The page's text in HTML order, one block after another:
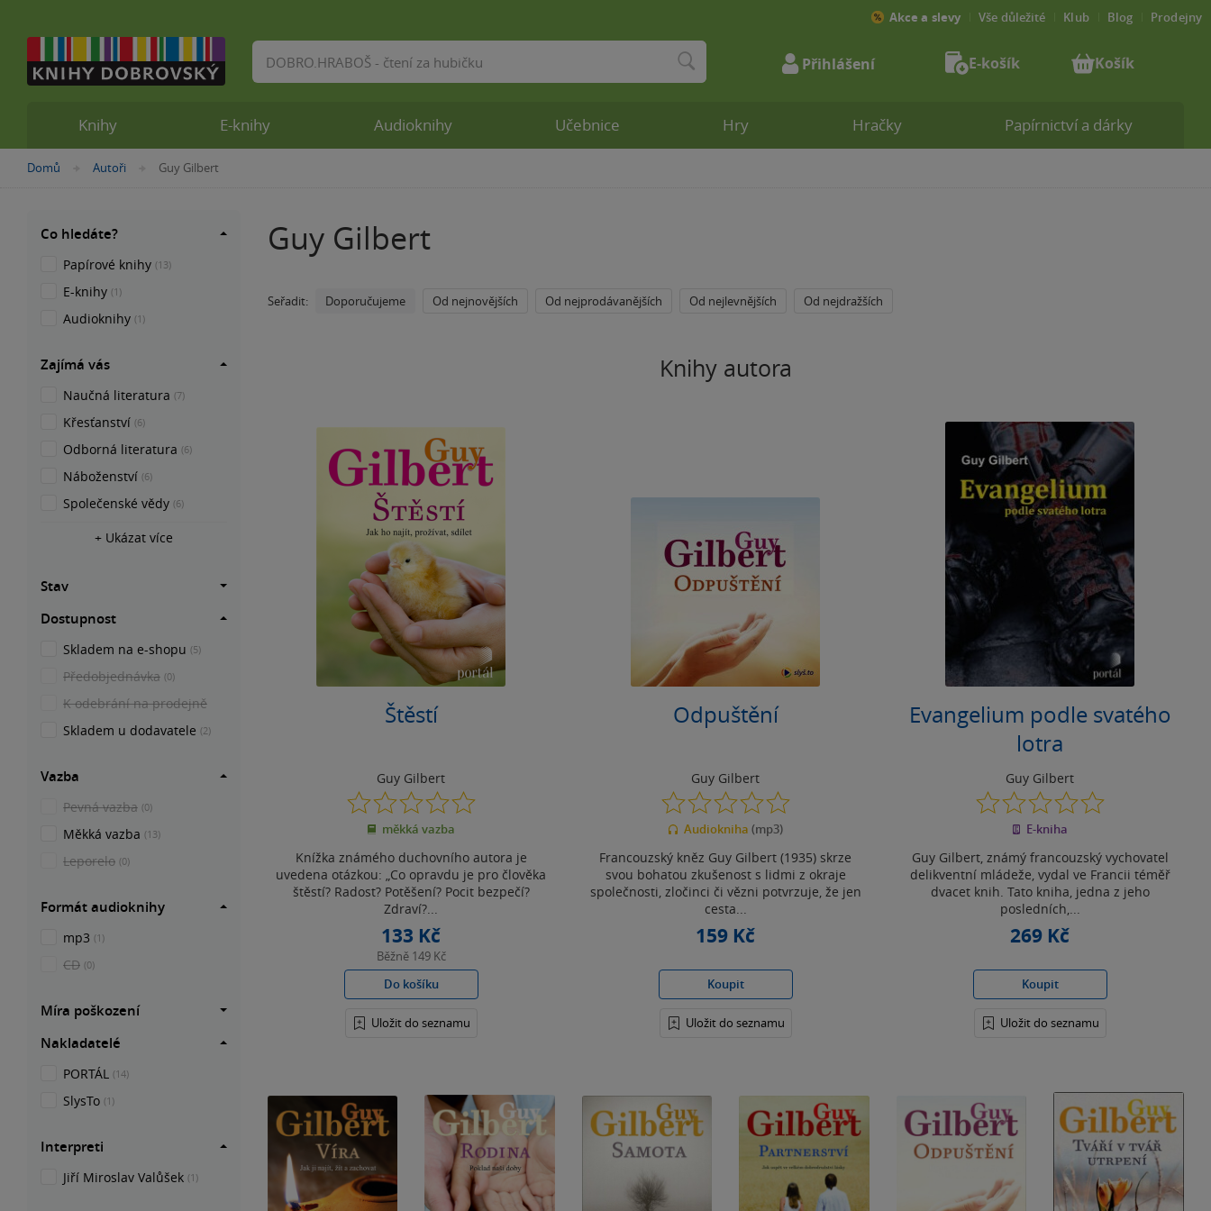
Nacházíte
Domů »Autoři »
Guy Gilbert
Guy Gilbert
Seřadit: Doporučujeme Od nejnovějších Od nejprodávanějších Od nejlevnějších Od nejdražších
Knihy autora
Štěstí
Guy Gilbert
0.0
z
5
měkká vazba
Knížka známého duchovního autora je
uvedena otázkou: „Co opravdu je pro člověka
štěstí? Radost? Potěšení? Pocit bezpečí?
Zdraví?...
133 Kč
Běžně 149 Kč
Do košíku
Uložit do seznamu
Odpuštění
Guy Gilbert
0.0
z
5
Audiokniha (mp3)
Francouzský kněz Guy Gilbert (1935) skrze
svou bohatou zkušenost s lidmi z okraje
společnosti, zločinci či vězni potvrzuje, že jen
cesta...
159 Kč
Koupit
Uložit do seznamu
Evangelium podle svatého
lotra
Guy Gilbert
0.0
z
5
E-kniha
Guy Gilbert, známý francouzský vychovatel
delikventní mládeže, vydal ve Francii téměř
dvacet knih. Tato kniha, jedna z jeho
posledních,...
269 Kč
Koupit
Uložit do seznamu
Co hledáte?
Papírové knihy (13)
E-knihy (1)
Audioknihy (1)
Zajímá vás
Naučná literatura (7)
Křesťanství (6)
Odborná literatura (6)
Náboženství (6)
Společenské vědy (6)
+ Ukázat více
Stav
Dostupnost
Skladem na e-shopu (5)
Předobjednávka (0)
K odebrání na prodejně
Skladem u dodavatele (2)
Vazba
Pevná vazba (0)
Měkká vazba (13)
Leporelo (0)
Formát audioknihy
mp3 (1)
CD (0)
Míra poškození
Nakladatelé
PORTÁL (14)
SlysTo (1)
Interpreti
Jiří Miroslav Valůšek (1)
Knihy E-knihy Audioknihy Učebnice Hry Hračky Papírnictví a dárky
Akce a slevy Vše důležité Klub Blog Prodejny
Vyhledávání Přihlášení E-košík Košík